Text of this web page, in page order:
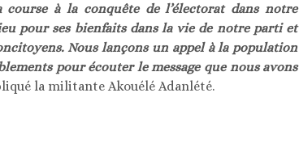
à la conquête de l’électorat dans notre
pour ses bienfaits dans la vie de notre parti et
Nous lançons un appel à la population
pour écouter le message que nous avons
la militante Akouélé Adanlété.